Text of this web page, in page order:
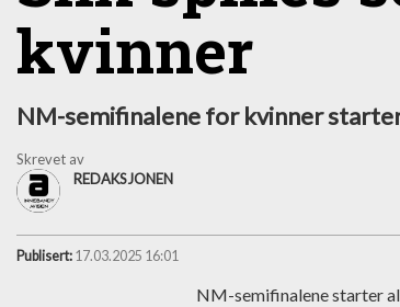
kvinner
NM-semifinalene for kvinner
Skrevet av
REDAKSJONEN
Publisert: 17.03.2025 16:01
NM-semifinalene starter